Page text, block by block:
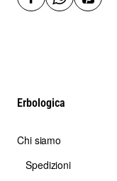
Erbologica
Chi siamo
Spedizioni